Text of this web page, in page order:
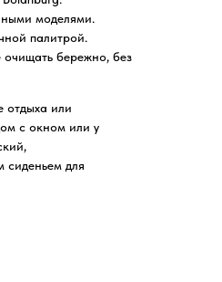
моделями.
палитрой.
очищать бережно, без
отдыха или
с окном или у
сиденьем для